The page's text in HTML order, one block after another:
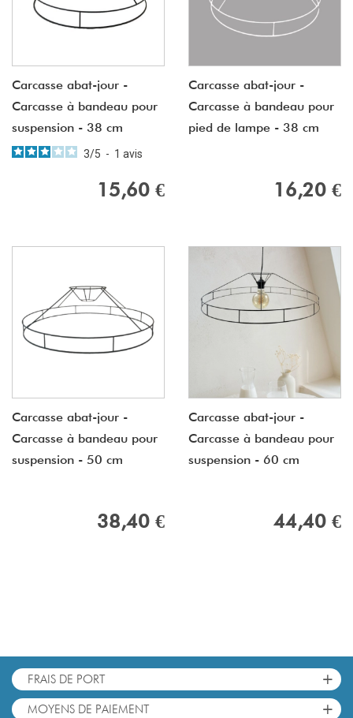
Carcasse abat-jour -
Carcasse à bandeau pour
suspension - 38 cm
3/5 - 1 avis
15,60 €
Carcasse abat-jour -
Carcasse à bandeau pour
pied de lampe - 38 cm
16,20 €
Carcasse abat-jour -
Carcasse à bandeau pour
suspension - 50 cm
38,40 €
Carcasse abat-jour -
Carcasse à bandeau pour
suspension - 60 cm
44,40 €
FRAIS DE PORT +
MOYENS DE PAIEMENT +